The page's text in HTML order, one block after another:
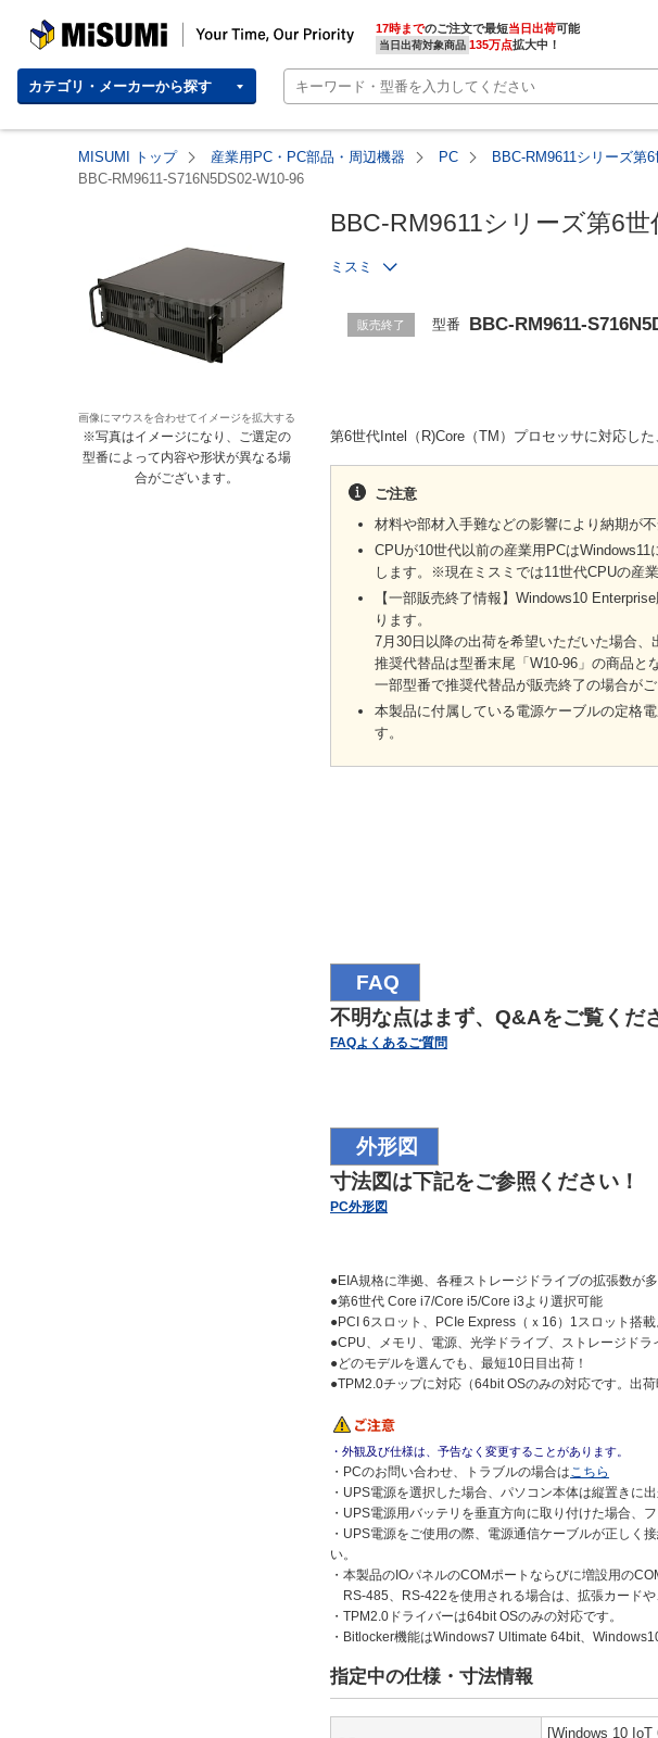
MISUMI | Your Time, Our Priority 17時までのご注文で最短当日出荷
当日出荷対象商品 135万点拡大中！
カテゴリ・メーカーから探す
MISUMI トップ 産業用PC・PC部品・周辺機器 PC
BBC-RM9611シリーズ第
BBC-RM9611-S716N5DS02-W10-96
画像にマウスを合わせてイメージを拡大する
※写真はイメージになり、ご選定の
型番によって内容や形状が異なる場
合がございます。
BBC-RM9611シリーズ第6
ミスミ
販売終了 型番 BBC-RM9611-
第6世代Intel（R)Core（TM）プロセッサに対応し
ご注意
材料や部材入手難などの影響により納期が不
CPUが10世代以前の産業用PCは
します。※現在ミスミでは11世代CPUの産
【一部販売終了情報】Windows10
ります。
7月30日以降の出荷を希望いただいた場合、
推奨代替品は型番末尾「W10-96」の商品と
一部型番で推奨代替品が販売終了の場合が
本製品に付属している電源ケーブルの定格
す。
FAQ
不明な点はまず、Q&Aをご覧くだ
FAQよくあるご質問
外形図
寸法図は下記をご参照ください！
PC外形図
●EIA規格に準拠、各種ストレージドライブの拡張数が
●第6世代 Core i7/Core i5/Core i3より選択可能
●PCI 6スロット、PCIe Express（ｘ16）1スロット搭載
●CPU、メモリ、電源、光学ドライブ、ストレージド
●どのモデルを選んでも、最短10日目出荷！
●TPM2.0チップに対応（64bit OSのみの対応です。出
・外観及び仕様は、予告なく変更することがあります。
・PCのお問い合わせ、トラブルの場合はこちら
・UPS電源を選択した場合、パソコン本体は縦置きに出
・UPS電源用バッテリを垂直方向に取り付けた場合、
・UPS電源をご使用の際、電源通信ケーブルが正しく
い。
・本製品のIOパネルのCOMポートならびに増設用の
RS-485、RS-422を使用される場合は、拡張カードや
・TPM2.0ドライバーは64bit OSのみの対応です。
・Bitlocker機能はWindows7 Ultimate 64bit、
指定中の仕様・寸法情報
[Windows 10